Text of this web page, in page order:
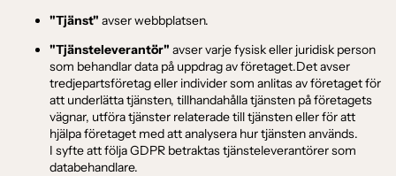
"Tjänst" avser webbplatsen.
"Tjänsteleverantör" avser varje fysisk eller juridisk person
som behandlar data på uppdrag av företaget.Det avser
tredjepartsföretag eller individer som anlitas av företaget för
att underlätta tjänsten, tillhandahålla tjänsten på företagets
vägnar, utföra tjänster relaterade till tjänsten eller för att
hjälpa företaget med att analysera hur tjänsten används.
I syfte att följa GDPR betraktas tjänsteleverantörer som
databehandlare.